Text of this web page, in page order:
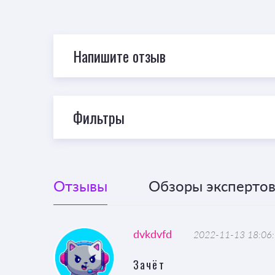
Напишите отзыв
Фильтры
Отзывы Обзоры
dvkdvfd 2022-11-13
Зачёт